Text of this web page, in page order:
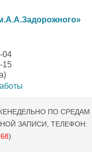
04
15
ПО СРЕДАМ
ЗАПИСИ, ТЕЛЕФОН:
)